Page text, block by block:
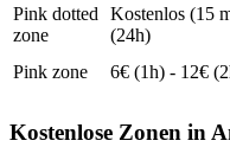
Pink dotted
zone
Kostenlos (15
(24h)
Pink zone 6€ (1h) - 12€
Kostenlose Zonen in